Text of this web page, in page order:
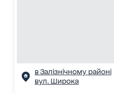
в Залізнічному районі
вул. Широка